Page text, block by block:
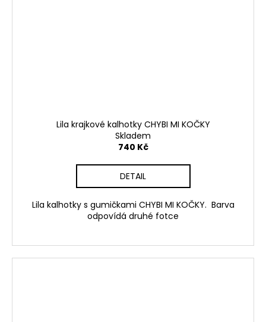
Lila krajkové kalhotky CHYBI MI KOČKY
Skladem
740 Kč
DETAIL
Lila kalhotky s gumičkami CHYBI MI KOČKY. Barva
odpovídá druhé fotce